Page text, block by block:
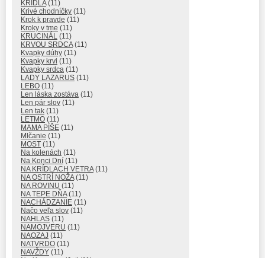
KRÍDLA(11)
Krivé chodníčky (11)
Krok k pravde (11)
Kroky v tme (11)
KRUCINÁL (11)
KRVOU SRDCA(11)
Kvapky dúhy (11)
Kvapky krvi (11)
Kvapky srdca (11)
LADY LAZARUS (11)
LEBO (11)
Len láska zostáva (11)
Len pár slov (11)
Len tak (11)
LETMO (11)
MAMA PÍŠE (11)
Mlčanie (11)
MOST (11)
Na kolenách (11)
Na Konci Dní (11)
NA KRÍDLACH VETRA(11)
NA OSTRÍ NOŽA(11)
NA ROVINU (11)
NA TEPE DŇA(11)
NACHÁDZANIE (11)
Načo veľa slov (11)
NAHLAS (11)
NAMOJVERU (11)
NAOZAJ (11)
NATVRDO (11)
NAVŽDY (11)